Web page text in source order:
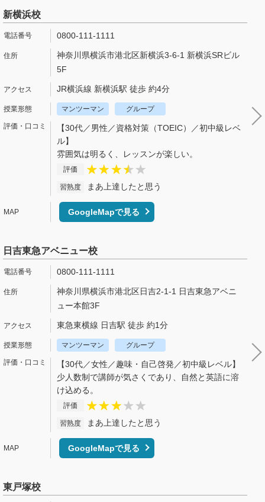
新横浜校
0800-111-1111
神奈川県横浜市港北区新横浜3-6-1 新横浜SRビル
5F
JR横浜線 新横浜駅 徒歩 約4分
マンツーマン グループ
【30代／男性／資格対策（TOEIC）／初中級レベ
ル】
雰囲気は明るく、レッスンが楽しい。
評価
習熟度 まあ上達したと思う
GoogleMapで見る
日吉東急アベニュー校
0800-111-1111
神奈川県横浜市港北区日吉2-1-1 日吉東急アベニ
ュー本館3F
東急東横線 日吉駅 徒歩 約1分
マンツーマン グループ
【30代／女性／趣味・自己啓発／初中級レベル】
少人数制で講師が気さくであり、自然と英語に溶
け込める。
評価
習熟度 まあ上達したと思う
GoogleMapで見る
東戸塚校